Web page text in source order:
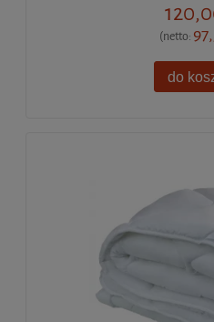
(netto:
do